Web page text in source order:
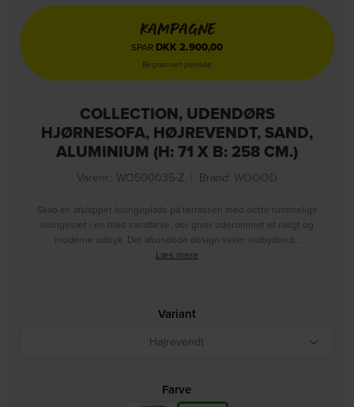
KAMPAGNE
SPAR DKK 2.900,00
Begrænset periode
COLLECTION, UDENDØRS
HJØRNESOFA, HØJREVENDT, SAND,
ALUMINIUM (H: 71 X B: 258 CM.)
Varenr.: WO500035-Z Brand: WOOOD
Skab en afslappet loungeplads på terrassen med dette rummelige
loungesæt i en blød sandfarve, der giver uderummet et roligt og
moderne udtryk. Det afrundede design virker indbydend…
Læs mere
Variant
Højrevendt
Farve